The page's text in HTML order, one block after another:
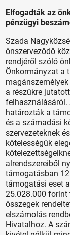
Elfogadták az
pénzügyi
Szada
önszerveződő
rendjéről szóló
Önkormányzat a
a részükre
felhasználásáról.
határozták a
és a számadási
szervezeteknek
kötelességük
alrendszereiből
támogatásban
támogatási eset
25.028.000
összegek
elszámolás
Hivatalhoz. A